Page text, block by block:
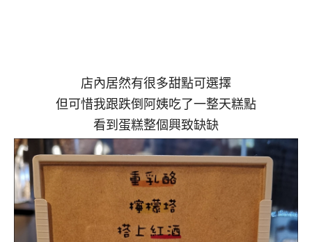
店內居然有很多甜點可選擇
但可惜我跟跌倒阿姨吃了一整天糕點
看到蛋糕整個興致缺缺